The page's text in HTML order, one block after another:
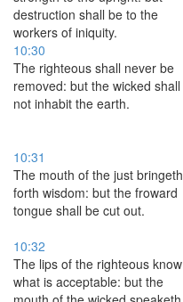
destruction shall be to the
workers of iniquity.
10:30
The righteous shall never be
removed: but the wicked shall
not inhabit the earth.
10:31
The mouth of the just bringeth
forth wisdom: but the froward
tongue shall be cut out.
10:32
The lips of the righteous know
what is acceptable: but the